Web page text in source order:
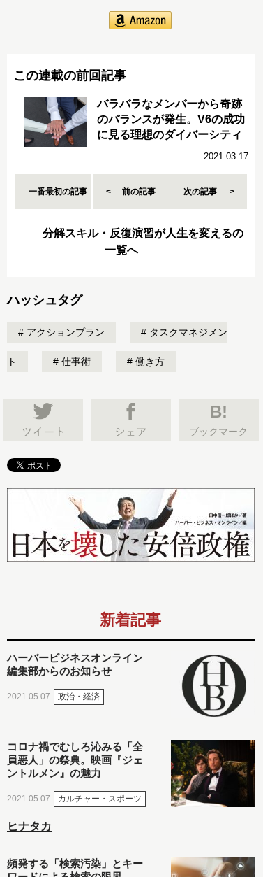
この連載の前回記事
バラバラなメンバーから奇跡
のバランスが発生。V6の成功
に見る理想のダイバーシティ
2021.03.17
一番最初の記事 前の記事 次の記事
分解スキル・反復演習が人生を変えるの
一覧へ
ハッシュタグ
アクションプラン タスクマネジメン
ト 仕事術 働き方
B!
ブックマーク
新着記事
ハーバービジネスオンライン
編集部からのお知らせ
2021.05.07 政治・経済
コロナ禍でむしろ沁みる「全
員悪人」の祭典。映画『ジェ
ントルメン』の魅力
2021.05.07 カルチャー・スポーツ
ヒナタカ
頻発する「検索汚染」とキー